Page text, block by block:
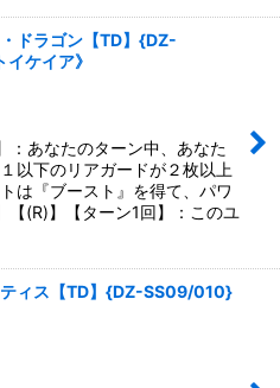
ドラゴン【TD】{DZ-
ケイア》
あなたのターン中、あなた
以下のリアガードが２枚以上
は『ブースト』を得て、パワ
(R)】【ターン1回】：このユ
ィス【TD】{DZ-SS09/010}